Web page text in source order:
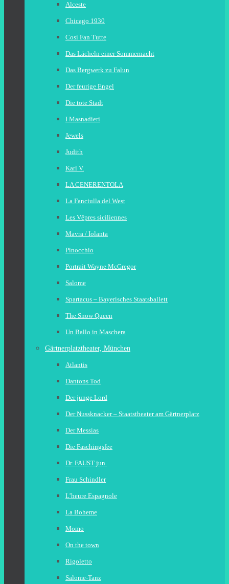
Alceste
Chicago 1930
Cosi Fan Tutte
Das Lächeln einer Sommernacht
Das Bergwerk zu Falun
Der feurige Engel
Die tote Stadt
I Masnadieri
Jewels
Judith
Karl V.
LA CENERENTOLA
La Fanciulla del West
Les Vêpres siciliennes
Mavra / Iolanta
Pinocchio
Portrait Wayne McGregor
Salome
Spartacus – Bayerisches Staatsballett
The Snow Queen
Un Ballo in Maschera
Gärtnerplatztheater, München
Atlantis
Dantons Tod
Der junge Lord
Der Nussknacker – Staatstheater am Gärtnerplatz
Der Messias
Die Faschingsfee
Dr. FAUST jun.
Frau Schindler
L’heure Espagnole
La Boheme
Momo
On the town
Rigoletto
Salome-Tanz